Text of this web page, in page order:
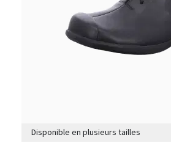
Disponible en plusieurs tailles